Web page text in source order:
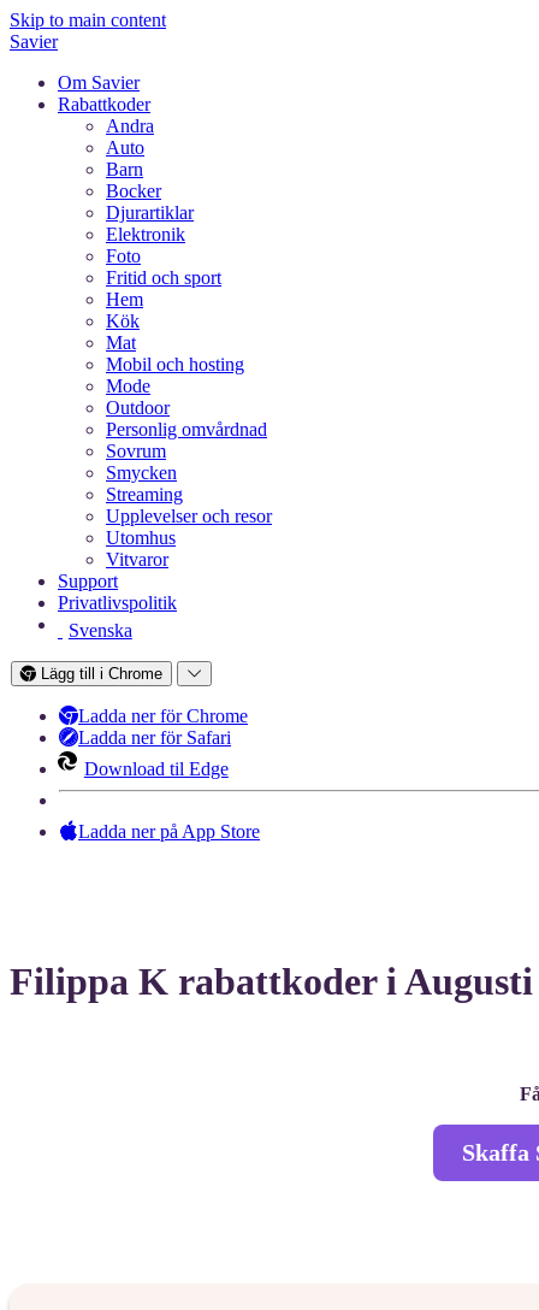
Skip to main content
Savier
Om Savier
Rabattkoder
Andra
Auto
Barn
Bocker
Djurartiklar
Elektronik
Foto
Fritid och sport
Hem
Kök
Mat
Mobil och hosting
Mode
Outdoor
Personlig omvårdnad
Sovrum
Smycken
Streaming
Upplevelser och resor
Utomhus
Vitvaror
Support
Privatlivspolitik
Svenska
Lägg till i Chrome
Ladda ner för Chrome
Ladda ner för Safari
Download til Edge
Ladda ner på App Store
Filippa K rabattkoder i Augusti
Skaffa